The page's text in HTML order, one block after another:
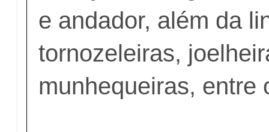
e andador, além da
tornozeleiras,
munhequeiras, entre